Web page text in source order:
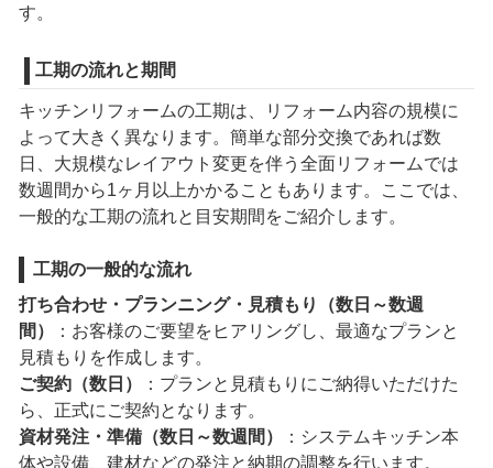
す。
工期の流れと期間
キッチンリフォームの工期は、リフォーム内容の規模に
よって大きく異なります。簡単な部分交換であれば数
日、大規模なレイアウト変更を伴う全面リフォームでは
数週間から1ヶ月以上かかることもあります。ここでは、
一般的な工期の流れと目安期間をご紹介します。
工期の一般的な流れ
打ち合わせ・プランニング・見積もり（数日～数週
間）
：お客様のご要望をヒアリングし、最適なプランと
見積もりを作成します。
ご契約（数日）
：プランと見積もりにご納得いただけた
ら、正式にご契約となります。
資材発注・準備（数日～数週間）
：システムキッチン本
体や設備、建材などの発注と納期の調整を行います。